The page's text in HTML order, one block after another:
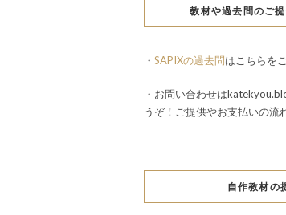
教材や過去問のご
・ SAPIXの過去問はこちらを
・お問い合わせは
うぞ！ご提供やお支払いの流
自作教材の